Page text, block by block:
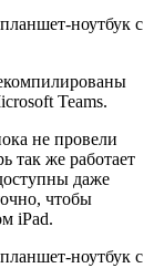
Teams.
не провели
так же работает
даже
чтобы
iPad.